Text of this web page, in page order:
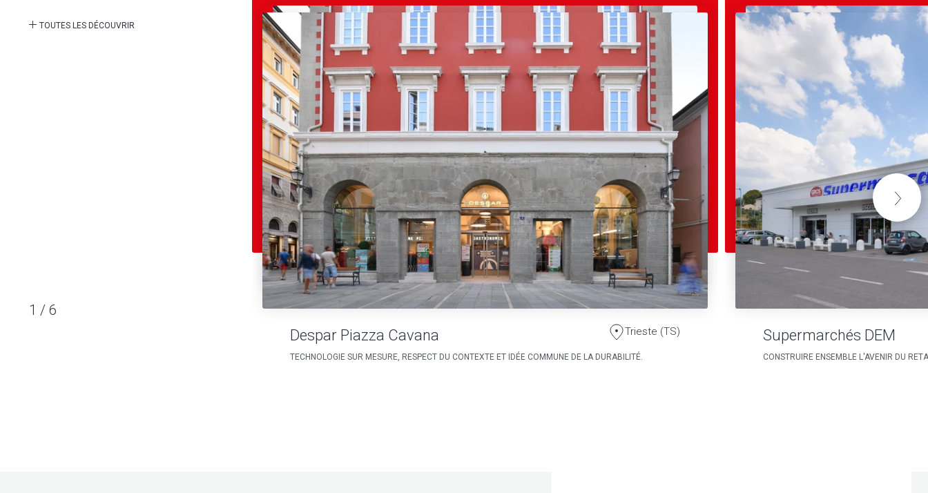
TOUTES LES DÉCOUVRIR
1 / 6
Despar Piazza Cavana Trieste (TS)
TECHNOLOGIE SUR MESURE, RESPECT DU CONTEXTE ET IDÉE COMMUNE DE LA DURABILITÉ.
Supermarchés DEM
CONSTRUIRE ENSEMBLE L'AVENIR DU